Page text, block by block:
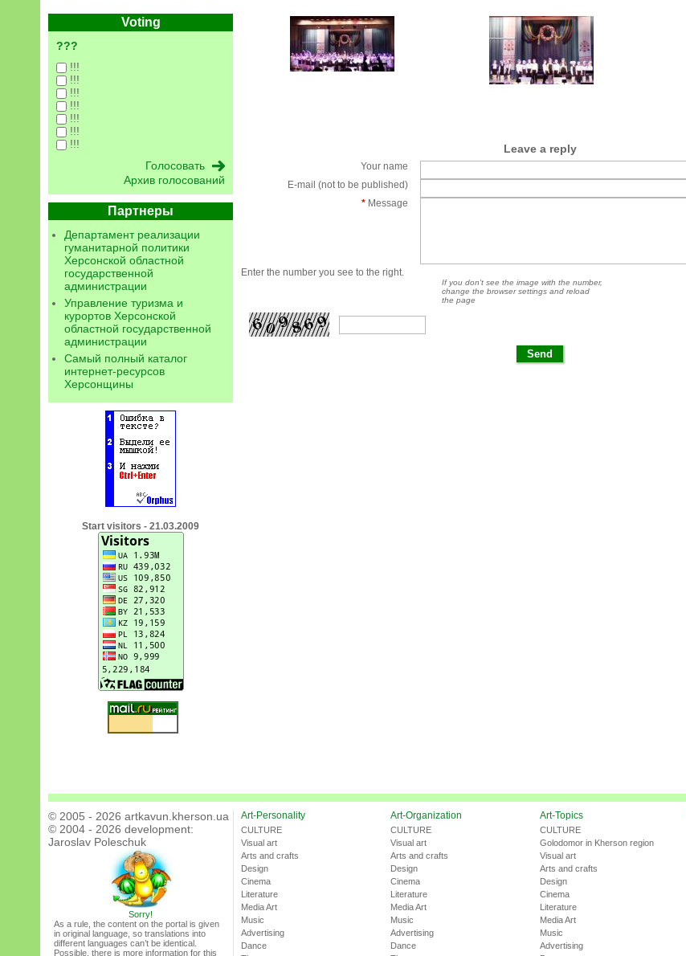
Voting
???
!!!
!!!
!!!
!!!
!!!
!!!
!!!
Архив голосований
Партнеры
Департамент реализации
гуманитарной политики
Херсонской областной
государственной
администрации
Управление туризма и
курортов Херсонской
областной государственной
администрации
Самый полный каталог
интернет-ресурсов
Херсонщины
Start visitors - 21.03.2009
Leave a reply
Your name
E-mail (not to be published)
* Message
Enter the number you see to the right.
If you don't see the image with the number,
change the browser settings and reload
the page
© 2005 - 2026 artkavun.kherson.ua
© 2004 - 2026 development:
Jaroslav Poleschuk
Sorry!
As a rule, the content on the portal is given
in original language, so translations into
different languages can’t be identical.
Possible, there is more information for this
Art-Personality
CULTURE
Visual art
Arts and crafts
Design
Cinema
Literature
Media Art
Music
Advertising
Dance
Art-Organization
CULTURE
Visual art
Arts and crafts
Design
Cinema
Literature
Media Art
Music
Advertising
Dance
Art-Topics
CULTURE
Golodomor in Kherson region
Visual art
Arts and crafts
Design
Cinema
Literature
Media Art
Music
Advertising